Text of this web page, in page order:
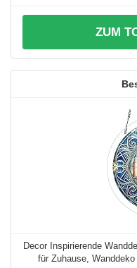
ZUM
Decor Inspirierende
für Zuhause,